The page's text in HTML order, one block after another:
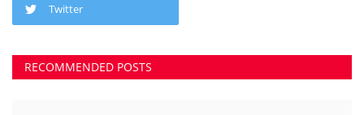
Twitter
RECOMMENDED POSTS